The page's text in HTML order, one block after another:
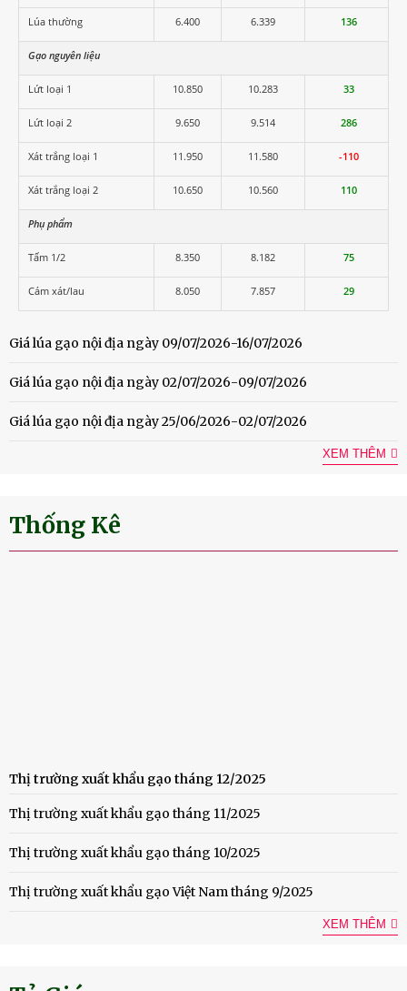
Lúa thường 6.400 6.339 136
Gạo nguyên liệu
Lứt loại 1 10.850 10.283 33
Lứt loại 2 9.650 9.514 286
Xát trắng loại 1 11.950 11.580 -110
Xát trắng loại 2 10.650 10.560 110
Phụ phẩm
Tấm 1/2 8.350 8.182 75
Cám xát/lau 8.050 7.857 29
Giá lúa gạo nội địa ngày 09/07/2026-16/07/2026
Giá lúa gạo nội địa ngày 02/07/2026-09/07/2026
Giá lúa gạo nội địa ngày 25/06/2026-02/07/2026
XEM THÊM
Thống Kê
Thị trường xuất khẩu gạo tháng 12/2025
Thị trường xuất khẩu gạo tháng 11/2025
Thị trường xuất khẩu gạo tháng 10/2025
Thị trường xuất khẩu gạo Việt Nam tháng 9/2025
XEM THÊM